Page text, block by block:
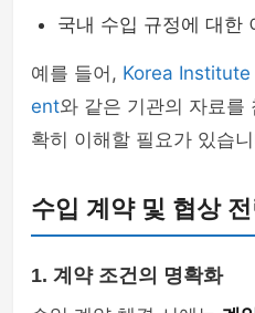
국내 수입 규정에 대한
예를 들어, Korea
ent와 같은 기관의 자료를
확히 이해할 필요가 있습
수입 계약 및 협상
1. 계약 조건의 명확화